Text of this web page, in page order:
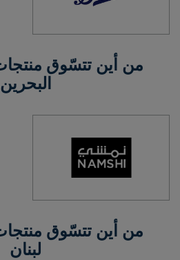
من أين تتسّوق
البحرين
من أين تتسّوق
لبنان